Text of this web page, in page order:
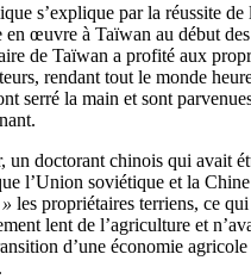
s’explique par la réussite de
œuvre à Taïwan au début des
de Taïwan a profité aux
rendant tout le monde
serré la main et sont
un doctorant chinois qui avait
l’Union soviétique et la
les propriétaires terriens, ce
lent de l’agriculture et
d’une économie agricole